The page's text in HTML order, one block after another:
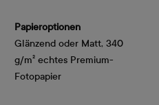
Papieroptionen
Glänzend oder Matt, 340
g/m² echtes Premium-
Fotopapier